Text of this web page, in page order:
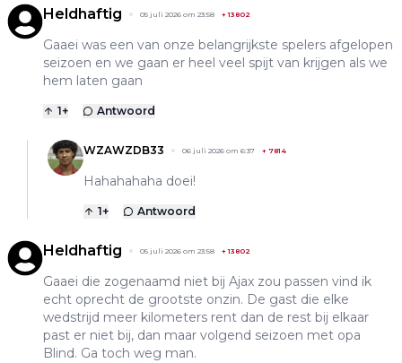
Heldhaftig 05 juli 2026 om 23:58 +13802
Gaaei was een van onze belangrijkste spelers afgelopen
seizoen en we gaan er heel veel spijt van krijgen als we
hem laten gaan
1+ Antwoord
WZAWZDB33 06 juli 2026 om 6:37 + 7814
Hahahahaha doei!
1+ Antwoord
Heldhaftig 05 juli 2026 om 23:58 +13802
Gaaei die zogenaamd niet bij Ajax zou passen vind ik
echt oprecht de grootste onzin. De gast die elke
wedstrijd meer kilometers rent dan de rest bij elkaar
past er niet bij, dan maar volgend seizoen met opa
Blind. Ga toch weg man.